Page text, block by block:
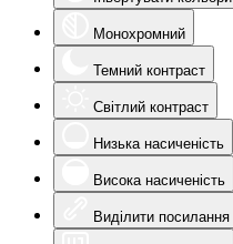
Монохромний
Темний контраст
Світлий контраст
Низька насиченість
Висока насиченість
Виділити посилання